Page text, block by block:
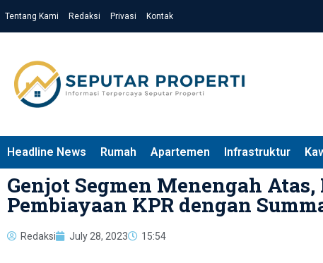
Tentang Kami Redaksi Privasi Kontak
Headline News Rumah Apartemen Infrastruktur
Genjot Segmen Menengah
Pembiayaan KPR dengan
Redaksi July 28, 2023 15:54